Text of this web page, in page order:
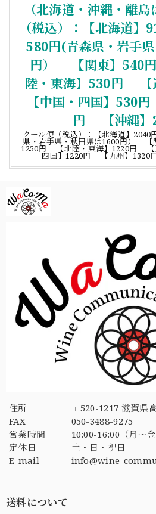
（北海道・沖縄・離
（税込）：【北海道
580円(青森県・岩手
円） 【関東】540
陸・東海】530円
【中国・四国】530
円 【沖縄】
クール便（税込）：【北海道】
県・岩手県・秋田県は1600円）
1250円 【北陸・東海】1220円 【
四国】1220円 【九州】1320
住所
〒520-1217 滋賀県
FAX
050-3488-9275
営業時間
10:00-16:00（月〜金
定休日
土・日・祝日
E-mail
info@wine-
送料について